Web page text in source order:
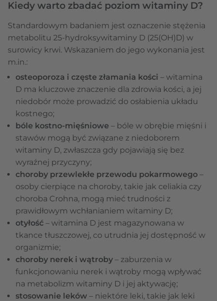
Kiedy warto zbadać poziom witaminy D?
Standardowym badaniem jest oznaczenie stężenia
metabolitu 25-hydroksywitaminy D (25(OH)D) w
surowicy krwi. Wskazaniem do jego wykonania jest
m.in.:
osteoporoza i częste złamania kości – witamina
D ma kluczowe znaczenie dla zdrowia kości, a jej
niedobór może prowadzić do osłabienia układu
kostnego;
bóle kostno-mięśniowe – bóle w obrębie mięśni i
stawów mogą być związane z niedoborem
witaminy D, zwłaszcza gdy pojawiają się bez
wyraźnej przyczyny;
choroby przewlekłe przewodu pokarmowego –
osoby cierpiące na choroby, takie jak celiakia czy
choroba Crohna, mogą mieć trudności z
prawidłowym wchłanianiem witaminy D;
otyłość – witamina D jest magazynowana w
tkance tłuszczowej, co utrudnia jej dostępność w
organizmie;
choroby nerek i wątroby – zaburzenia w
funkcjonowaniu nerek i wątroby mogą wpływać
na metabolizm witaminy D i jej aktywację;
stosowanie leków – niektóre leki, takie jak leki